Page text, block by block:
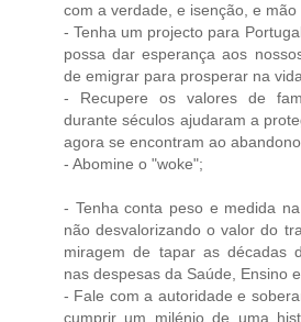
com a verdade, e isenção, e
- Tenha um projecto para
possa dar esperança aos
de emigrar para prosperar na
- Recupere os valores de
durante séculos ajudaram a
agora se encontram ao
- Abomine o "woke";
- Tenha conta peso e medida
não desvalorizando o valor do
miragem de tapar as décadas
nas despesas da Saúde, Ensino
- Fale com a autoridade e
cumprir um milénio de uma